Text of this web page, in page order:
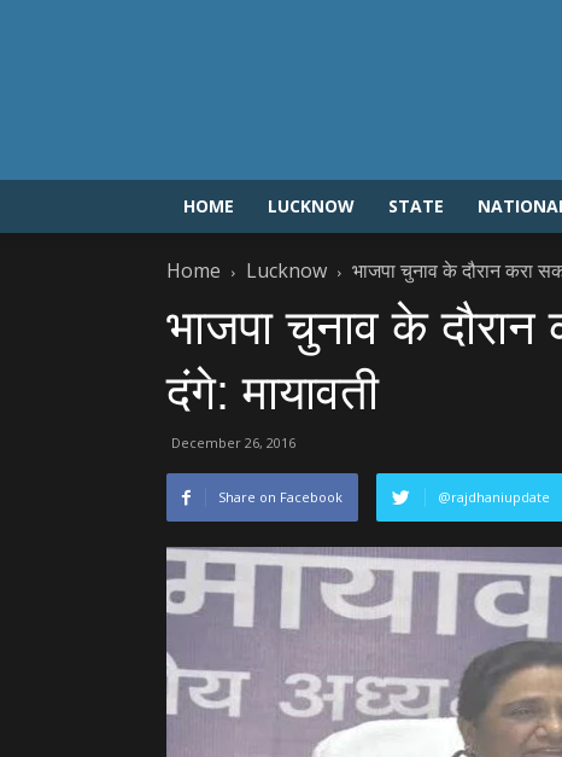
HOME LUCKNOW STATE
Home Lucknow भाजपा चुनाव के दौरान करा
भाजपा चुनाव के
दंगे: मायावती
December 26, 2016
Share on Facebook @rajdhaniupdate